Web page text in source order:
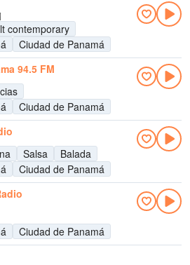
contemporary
Ciudad de Panamá
94.5 FM
Ciudad de Panamá
Salsa
Balada
Ciudad de Panamá
Ciudad de Panamá